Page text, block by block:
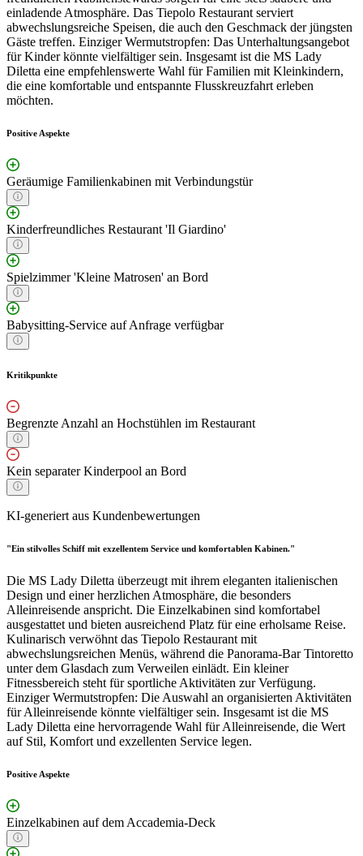
einladende Atmosphäre. Das Tiepolo Restaurant serviert
abwechslungsreiche Speisen, die auch den Geschmack der jüngsten
Gäste treffen. Einziger Wermutstropfen: Das Unterhaltungsangebot
für Kinder könnte vielfältiger sein. Insgesamt ist die MS Lady
Diletta eine empfehlenswerte Wahl für Familien mit Kleinkindern,
die eine komfortable und entspannte Flusskreuzfahrt erleben
möchten.
Positive Aspekte
Geräumige Familienkabinen mit Verbindungstür
Kinderfreundliches Restaurant 'Il Giardino'
Spielzimmer 'Kleine Matrosen' an Bord
Babysitting-Service auf Anfrage verfügbar
Kritikpunkte
Begrenzte Anzahl an Hochstühlen im Restaurant
Kein separater Kinderpool an Bord
KI-generiert aus Kundenbewertungen
"Ein stilvolles Schiff mit exzellentem Service und komfortablen Kabinen."
Die MS Lady Diletta überzeugt mit ihrem eleganten italienischen
Design und einer herzlichen Atmosphäre, die besonders
Alleinreisende anspricht. Die Einzelkabinen sind komfortabel
ausgestattet und bieten ausreichend Platz für eine erholsame Reise.
Kulinarisch verwöhnt das Tiepolo Restaurant mit
abwechslungsreichen Menüs, während die Panorama-Bar Tintoretto
unter dem Glasdach zum Verweilen einlädt. Ein kleiner
Fitnessbereich steht für sportliche Aktivitäten zur Verfügung.
Einziger Wermutstropfen: Die Auswahl an organisierten Aktivitäten
für Alleinreisende könnte vielfältiger sein. Insgesamt ist die MS
Lady Diletta eine hervorragende Wahl für Alleinreisende, die Wert
auf Stil, Komfort und exzellenten Service legen.
Positive Aspekte
Einzelkabinen auf dem Accademia-Deck